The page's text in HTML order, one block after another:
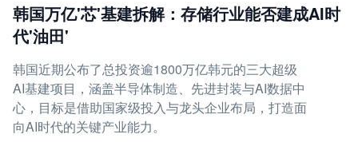
韩国万亿'芯'基建拆解：存储行业能否建成AI时
代'油田'
韩国近期公布了总投资逾1800万亿韩元的三大超级
AI基建项目，涵盖半导体制造、先进封装与AI数据中
心，目标是借助国家级投入与龙头企业布局，打造面
向AI时代的关键产业能力。